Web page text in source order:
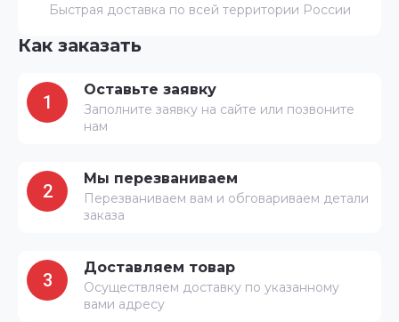
Быстрая доставка по всей территории России
Как заказать
1
Оставьте заявку
Заполните заявку на сайте или позвоните
нам
2
Мы перезваниваем
Перезваниваем вам и обговариваем детали
заказа
3
Доставляем товар
Осуществляем доставку по указанному
вами адресу